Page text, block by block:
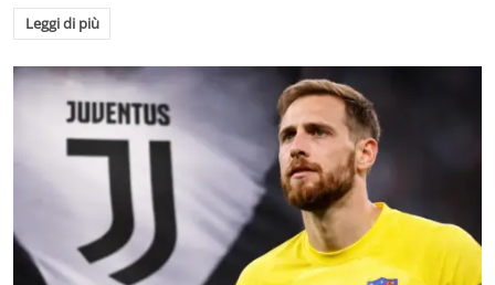
Leggi di più